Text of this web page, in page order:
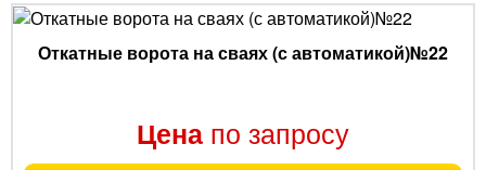
Откатные ворота на сваях (с автоматикой)№22
Цена по запросу